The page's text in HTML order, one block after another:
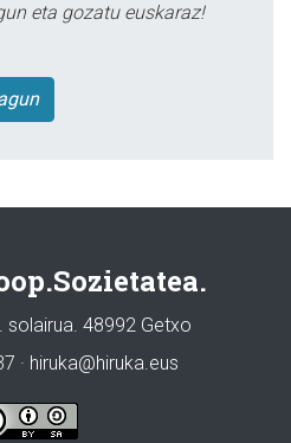
eta gozatu euskaraz!
solairua. 48992 Getxo
· hiruka@hiruka.eus